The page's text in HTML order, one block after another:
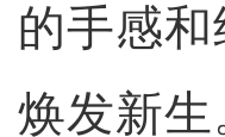
的手感
焕发新生